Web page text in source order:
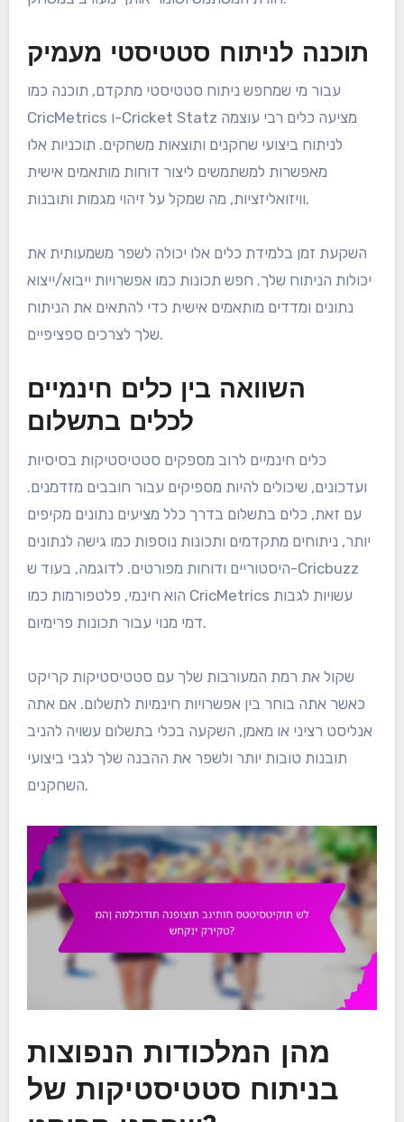
תוכנה לניתוח סטטיסטי מעמיק
עבור מי שמחפש ניתוח סטטיסטי מתקדם, תוכנה כמו
CricMetrics ו-Cricket Statz מציעה כלים רבי עוצמה
לניתוח ביצועי שחקנים ותוצאות משחקים. תוכניות אלו
מאפשרות למשתמשים ליצור דוחות מותאמים אישית
וויזואליזציות, מה שמקל על זיהוי מגמות ותובנות.
השקעת זמן בלמידת כלים אלו יכולה לשפר משמעותית את
יכולות הניתוח שלך. חפש תכונות כמו אפשרויות ייבוא/ייצוא
נתונים ומדדים מותאמים אישית כדי להתאים את הניתוח
שלך לצרכים ספציפיים.
השוואה בין כלים חינמיים
לכלים בתשלום
כלים חינמיים לרוב מספקים סטטיסטיקות בסיסיות
ועדכונים, שיכולים להיות מספיקים עבור חובבים מזדמנים.
עם זאת, כלים בתשלום בדרך כלל מציעים נתונים מקיפים
יותר, ניתוחים מתקדמים ותכונות נוספות כמו גישה לנתונים
היסטוריים ודוחות מפורטים. לדוגמה, בעוד ש-Cricbuzz
הוא חינמי, פלטפורמות כמו CricMetrics עשויות לגבות
דמי מנוי עבור תכונות פרימיום.
שקול את רמת המעורבות שלך עם סטטיסטיקות קריקט
כאשר אתה בוחר בין אפשרויות חינמיות לתשלום. אם אתה
אנליסט רציני או מאמן, השקעה בכלי בתשלום עשויה להניב
תובנות טובות יותר ולשפר את ההבנה שלך לגבי ביצועי
השחקנים.
מהן המלכודות הנפוצות
בניתוח סטטיסטיקות של